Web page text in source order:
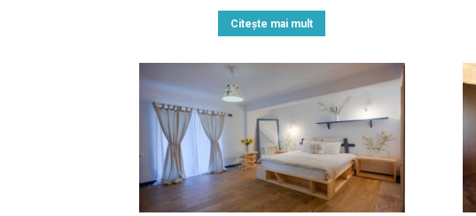
Citește mai mult